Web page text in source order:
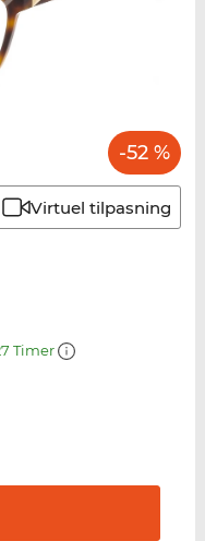
-52 %
Virtuel tilpasning
Timer